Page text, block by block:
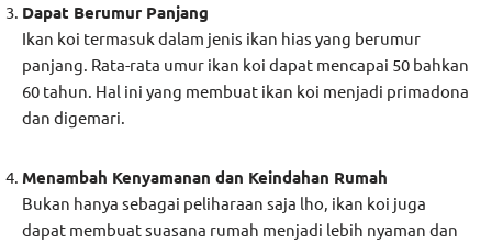
Dapat Berumur Panjang
Ikan koi termasuk dalam jenis ikan hias yang berumur
panjang. Rata-rata umur ikan koi dapat mencapai 50 bahkan
60 tahun. Hal ini yang membuat ikan koi menjadi primadona
dan digemari.
Menambah Kenyamanan dan Keindahan Rumah
Bukan hanya sebagai peliharaan saja lho, ikan koi juga
dapat membuat suasana rumah menjadi lebih nyaman dan